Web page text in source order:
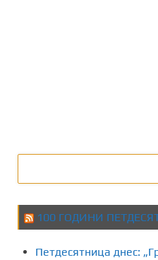
100 ГОДИНИ
Петдесятница днес: